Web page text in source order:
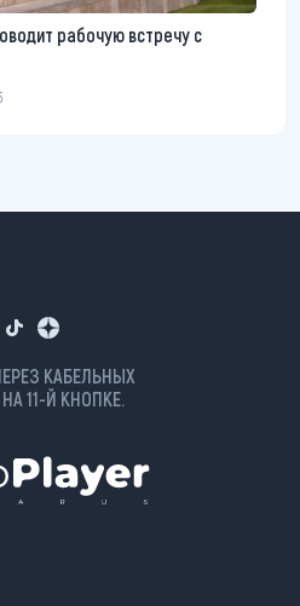
рабочую встречу с
КАБЕЛЬНЫХ
11-Й КНОПКЕ.